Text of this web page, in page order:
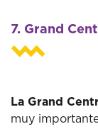
7. Grand
La Grand
muy